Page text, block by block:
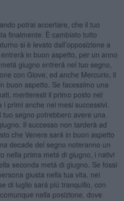
potrai accertare, che il tuo
finalmente. È cambiato tutto
si è levato dall’opposizione a
in buon aspetto, per un anno
giugno entrerá nel tuo segno,
con Giove, ed anche Mercurio, il
buon aspetto. Se facessimo una
meriteresti il primo posto nel
primi anche nei mesi successivi.
segno potrebbero avere una
Il successo non tarderà ad
che Venere sará in buon aspetto
decade del segno noteranno un
nella prima metá di giugno, i nativi
seconda metá di giugno. Se fossi
giusta nella tua vita, nei
di luglio sará piú tranquillo, con
nella posizione, dove